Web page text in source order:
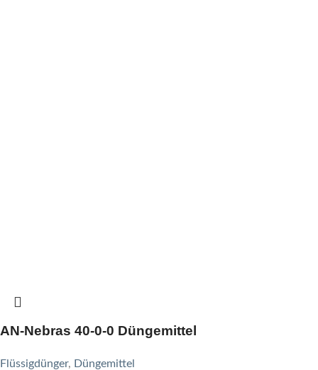
AN-Nebras 40-0-0 Düngemittel
Flüssigdünger, Düngemittel